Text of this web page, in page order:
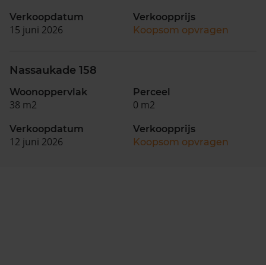
Verkoopdatum
15 juni 2026
Verkoopprijs
Koopsom opvragen
Nassaukade 158
Woonoppervlak
38 m2
Perceel
0 m2
Verkoopdatum
12 juni 2026
Verkoopprijs
Koopsom opvragen